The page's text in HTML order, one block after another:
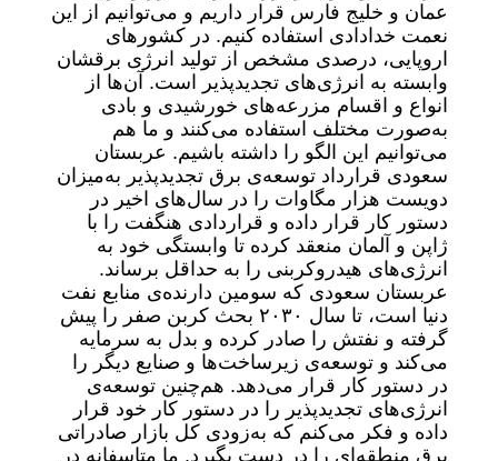
عمان و خلیج فارس قرار داریم و می‌توانیم از این
نعمت خدادادی استفاده کنیم. در کشورهای
اروپایی، درصدی مشخص از تولید انرژی برقشان
وابسته به انرژی‌های تجدیدپذیر است. آن‌ها از
انواع و اقسام مزرعه‌های خورشیدی و بادی
به‌صورت مختلف استفاده می‌کنند و ما هم
می‌توانیم این الگو را داشته باشیم. عربستان
سعودی قرارداد توسعه‌ی برق تجدیدپذیر به‌میزان
دویست هزار مگاوات را در سال‌های اخیر در
دستور کار قرار داده و قراردادی هنگفت را با
ژاپن و آلمان منعقد کرده تا وابستگی خود به
انرژی‌های هیدروکربنی را به حداقل برساند.
عربستان سعودی که سومین دارنده‌ی منابع نفت
دنیا است، تا سال ۲۰۳۰ بحث کربن صفر را پیش
گرفته و نفتش را صادر کرده و بدل به سرمایه
می‌کند و توسعه‌ی زیرساخت‌ها و صنایع دیگر را
در دستور کار قرار می‌دهد. هم‌چنین توسعه‌ی
انرژی‌های تجدیدپذیر را در دستور کار خود قرار
داده و فکر می‌کنم که به‌زودی کل بازار صادراتی
برق منطقه‌ای را در دست بگیرد. ما متاسفانه در